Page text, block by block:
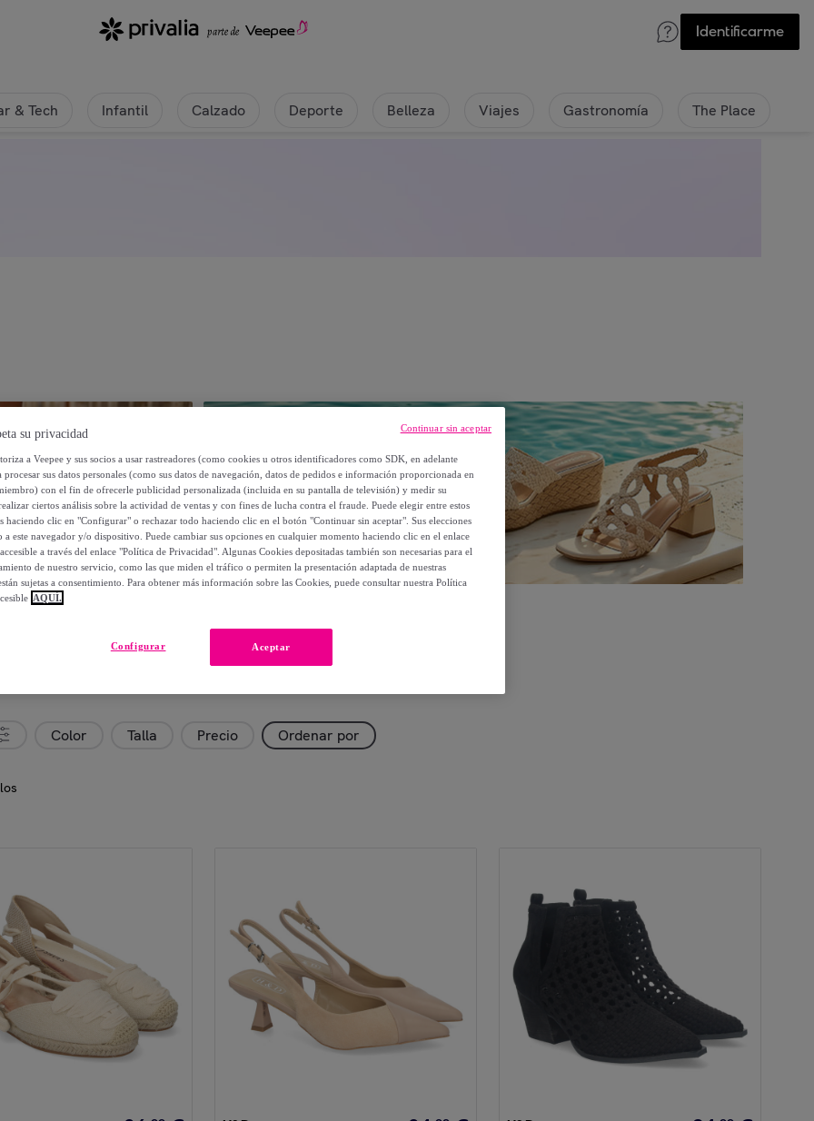
Identificarme
& Tech Infantil Calzado Deporte Belleza Viajes Gastronomía The Place
Color Talla Precio Ordenar por
su privacidad
a Veepee y sus socios a usar rastreadores (como cookies u otros identificadores como SDK, en adelante
procesar sus datos personales (como sus datos de navegación, datos de pedidos e información proporcionada en
con el fin de ofrecerle publicidad personalizada (incluida en su pantalla de televisión) y medir su
ciertos análisis sobre la actividad de ventas y con fines de lucha contra el fraude. Puede elegir entre estos
haciendo clic en "Configurar" o rechazar todo haciendo clic en el botón "Continuar sin aceptar". Sus elecciones
a este navegador y/o dispositivo. Puede cambiar sus opciones en cualquier momento haciendo clic en el enlace
a través del enlace "Política de Privacidad". Algunas Cookies depositadas también son necesarias para el
de nuestro servicio, como las que miden el tráfico o permiten la presentación adaptada de nuestras
sujetas a consentimiento. Para obtener más información sobre las Cookies, puede consultar nuestra Política
AQUÍ.
Aceptar
Configurar
Continuar sin aceptar